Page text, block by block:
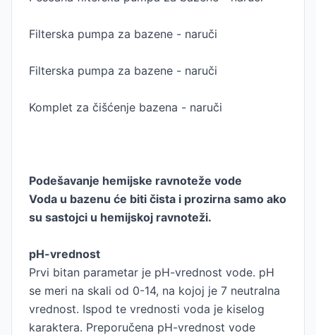
Filterska pumpa za bazene - naruči
Filterska pumpa za bazene - naruči
Komplet za čišćenje bazena - naruči
Podešavanje hemijske ravnoteže vode
Voda u bazenu će biti čista i prozirna samo ako
su sastojci u hemijskoj ravnoteži.
pH-vrednost
Prvi bitan parametar je pH-vrednost vode. pH
se meri na skali od 0-14, na kojoj je 7 neutralna
vrednost. Ispod te vrednosti voda je kiselog
karaktera. Preporučena pH-vrednost vode